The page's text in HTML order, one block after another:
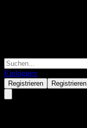
Einloggen
Registrieren Registrieren